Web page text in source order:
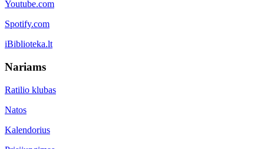
Youtube.com
Spotify.com
iBiblioteka.lt
Nariams
Ratilio klubas
Natos
Kalendorius